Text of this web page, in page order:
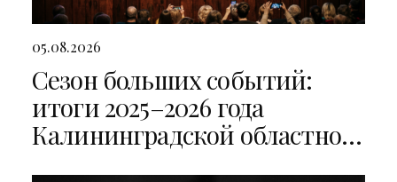
05.08.2026
Сезон больших событий:
итоги 2025–2026 года
Калининградской областной